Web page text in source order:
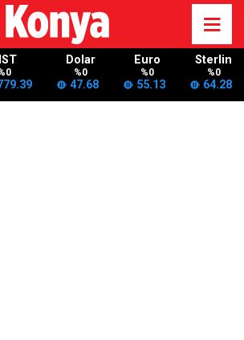
Dolar
%0
47.68
Euro
%0
55.13
Sterlin
%0
64.28